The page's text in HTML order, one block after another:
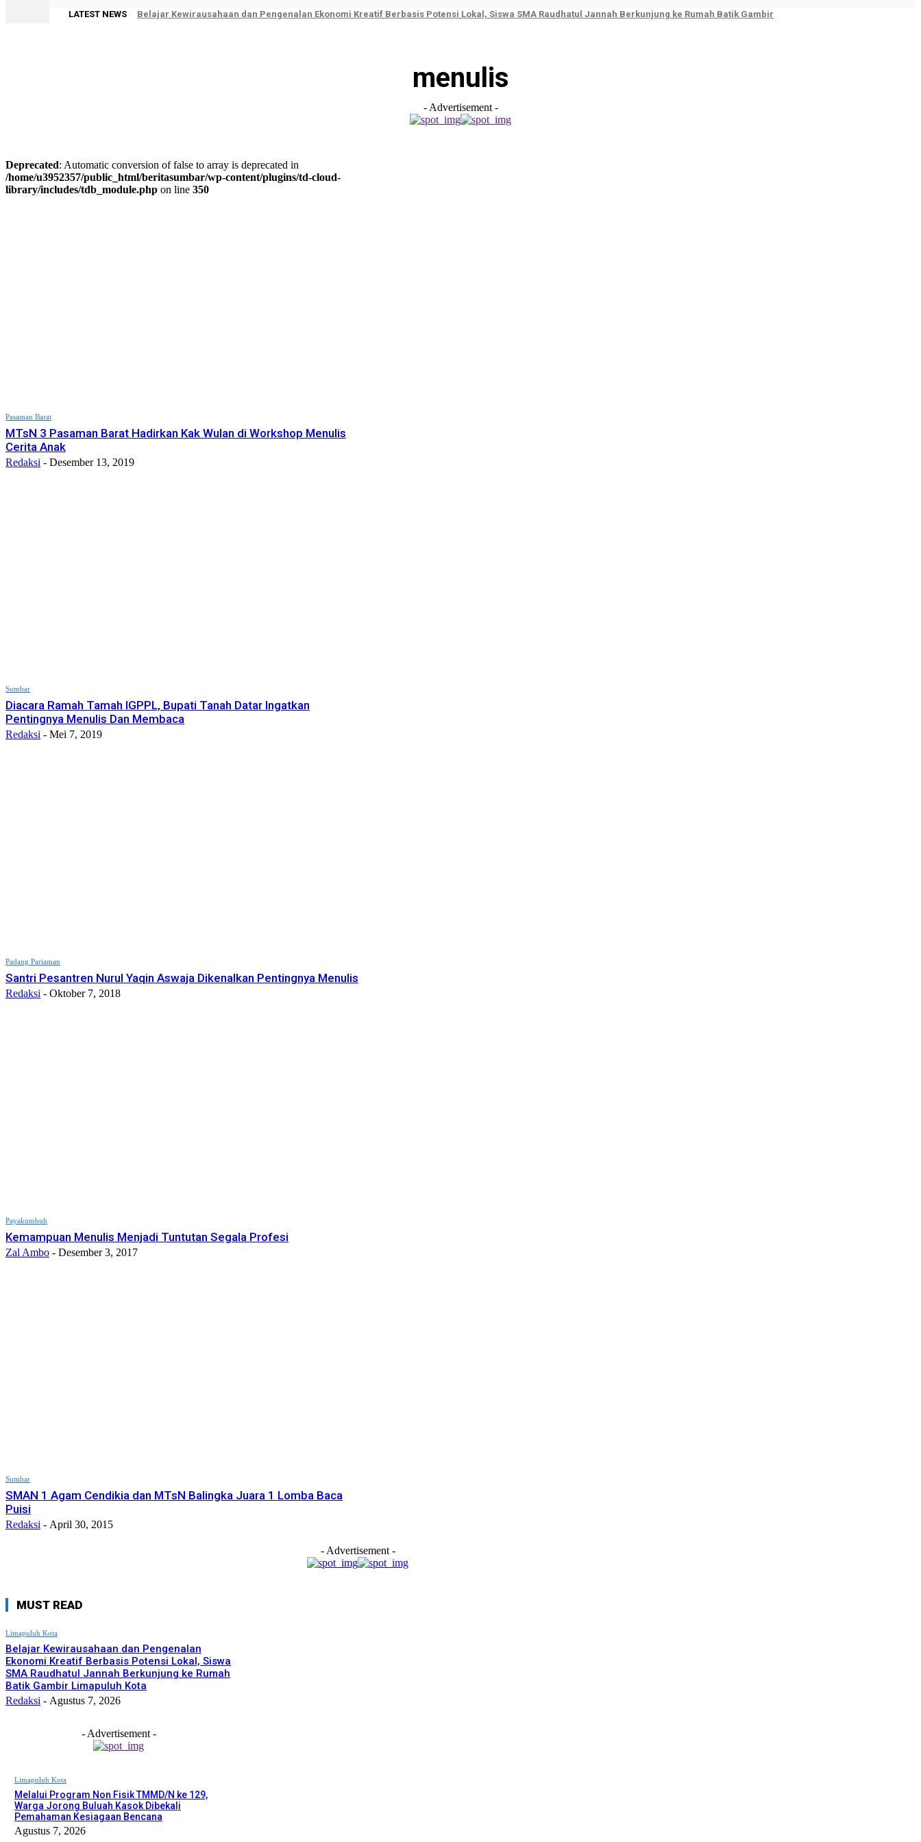
LATEST NEWS
Belajar Kewirausahaan dan Pengenalan Ekonomi Kreatif Berbasis Potensi Lokal, Siswa SMA Raudhatul Jannah Berkunjung ke Rumah Batik Gambir
menulis
- Advertisement -
Deprecated: Automatic conversion of false to array is deprecated in
/home/u3952357/public_html/beritasumbar/wp-content/plugins/td-cloud-
library/includes/tdb_module.php on line 350
Pasaman Barat
MTsN 3 Pasaman Barat Hadirkan Kak Wulan di Workshop Menulis
Cerita Anak
Redaksi - Desember 13, 2019
Sumbar
Diacara Ramah Tamah IGPPL, Bupati Tanah Datar Ingatkan
Pentingnya Menulis Dan Membaca
Redaksi - Mei 7, 2019
Padang Pariaman
Santri Pesantren Nurul Yaqin Aswaja Dikenalkan Pentingnya Menulis
Redaksi - Oktober 7, 2018
Payakumbuh
Kemampuan Menulis Menjadi Tuntutan Segala Profesi
Zal Ambo - Desember 3, 2017
Sumbar
SMAN 1 Agam Cendikia dan MTsN Balingka Juara 1 Lomba Baca
Puisi
Redaksi - April 30, 2015
- Advertisement -
MUST READ
Limapuluh Kota
Belajar Kewirausahaan dan Pengenalan
Ekonomi Kreatif Berbasis Potensi Lokal, Siswa
SMA Raudhatul Jannah Berkunjung ke Rumah
Batik Gambir Limapuluh Kota
Redaksi - Agustus 7, 2026
- Advertisement -
Limapuluh Kota
Melalui Program Non Fisik TMMD/N ke 129,
Warga Jorong Buluah Kasok Dibekali
Pemahaman Kesiagaan Bencana
Agustus 7, 2026